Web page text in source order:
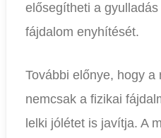
elősegítheti a
fájdalom enyhítését.
További előnye, hogy
nemcsak a fizikai
lelki jólétet is javítja. A